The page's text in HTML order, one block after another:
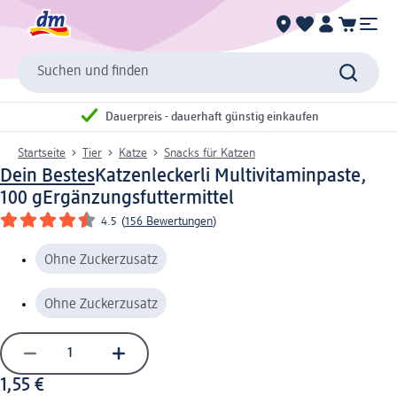
Suchen und finden
Dauerpreis - dauerhaft günstig einkaufen
Startseite Tier Katze Snacks für Katzen
Dein BestesKatzenleckerli Multivitaminpaste,
100 gErgänzungsfuttermittel
4.5 (156 Bewertungen)
Ohne Zuckerzusatz
Ohne Zuckerzusatz
1,55 €